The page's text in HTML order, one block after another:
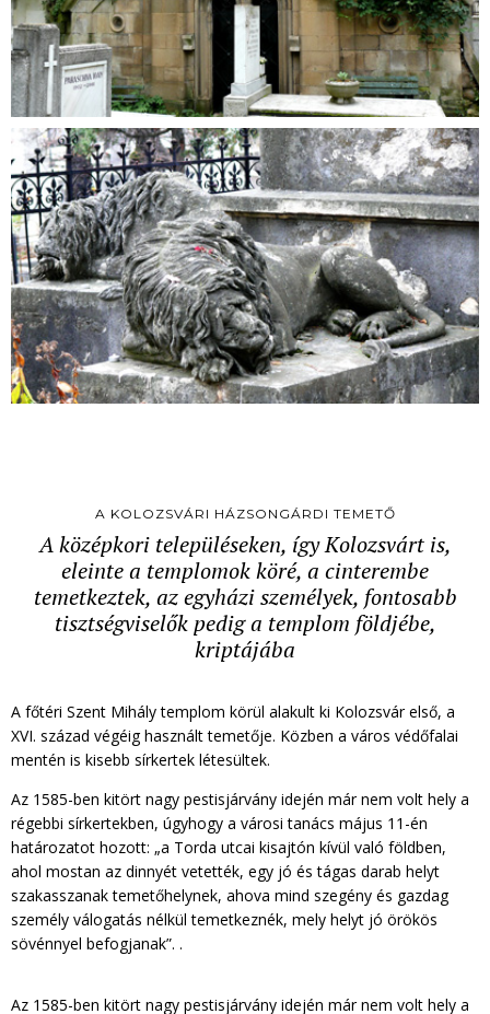
A KOLOZSVÁRI HÁZSONGÁRDI TEMETŐ
A középkori településeken, így Kolozsvárt is,
eleinte a templomok köré, a cinterembe
temetkeztek, az egyházi személyek, fontosabb
tisztségviselők pedig a templom földjébe,
kriptájába
A főtéri Szent Mihály templom körül alakult ki Kolozsvár első, a
XVI. század végéig használt temetője. Közben a város védőfalai
mentén is kisebb sírkertek létesültek.
Az 1585-ben kitört nagy pestisjárvány idején már nem volt hely a
régebbi sírkertekben, úgyhogy a városi tanács május 11-én
határozatot hozott: „a Torda utcai kisajtón kívül való földben,
ahol mostan az dinnyét vetették, egy jó és tágas darab helyt
szakasszanak temetőhelynek, ahova mind szegény és gazdag
személy válogatás nélkül temetkeznék, mely helyt jó örökös
sövénnyel befogjanak”. .
Az 1585-ben kitört nagy pestisjárvány idején már nem volt hely a